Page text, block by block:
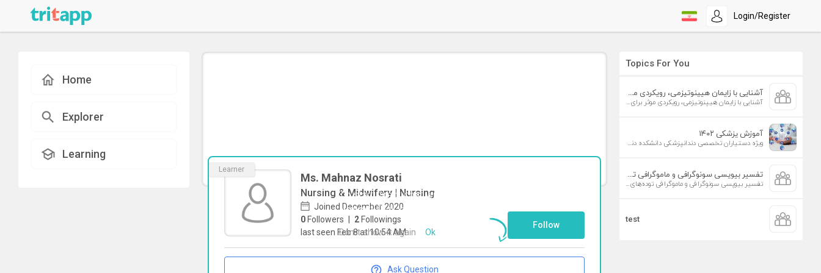
Login/Register
Home
Explorer
Learning
Learner
Ms. Mahnaz Nosrati
Nursing & Midwifery | Nursing
Joined December 2020
0 Followers 2 Followings
last seen Feb 8 at 10:54 AM
Follow
Ask Question
Topics For You
آشنایی با زایمان هیپنوتیزمی، رویکردی موثر برای افزایش تمایل به زایمان طبیعی
آشنایی با زایمان هیپنوتیزمی، رویکردی موثر برای افزایش تمایل به زایمان طبیعی
آموزش پزشکی ۱۴۰۲
ویژه دستیاران تخصصی دندانپزشکی دانشکده دندانپزشکی دانشگاه علوم پزشکی تهران
تفسیر بیوپسی سونوگرافی و ماموگرافی توده‌های پستان
تفسیر بیوپسی سونوگرافی و ماموگرافی توده‌های پستان
test
To start direct chat with
NosratiClick here
Don`t show it again Ok